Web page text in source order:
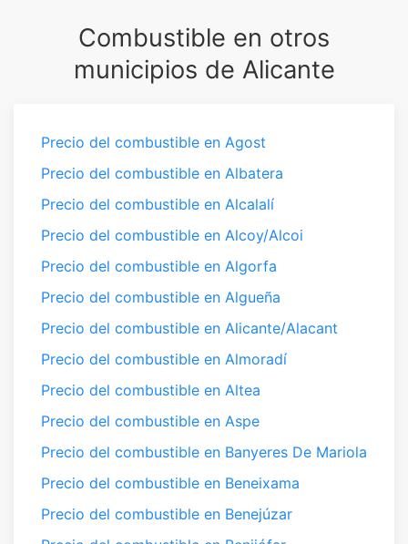
Combustible en otros
municipios de Alicante
Precio del combustible en Agost
Precio del combustible en Albatera
Precio del combustible en Alcalalí
Precio del combustible en Alcoy/Alcoi
Precio del combustible en Algorfa
Precio del combustible en Algueña
Precio del combustible en Alicante/Alacant
Precio del combustible en Almoradí
Precio del combustible en Altea
Precio del combustible en Aspe
Precio del combustible en Banyeres De Mariola
Precio del combustible en Beneixama
Precio del combustible en Benejúzar